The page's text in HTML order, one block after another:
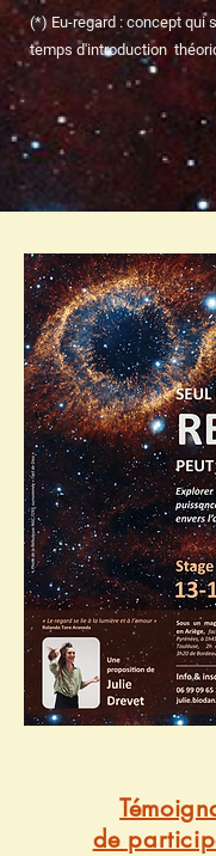
(*) Eu-regard : concept qui
temps d'introduction
de